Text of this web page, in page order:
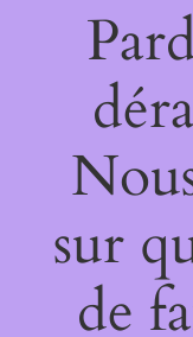
sur
de